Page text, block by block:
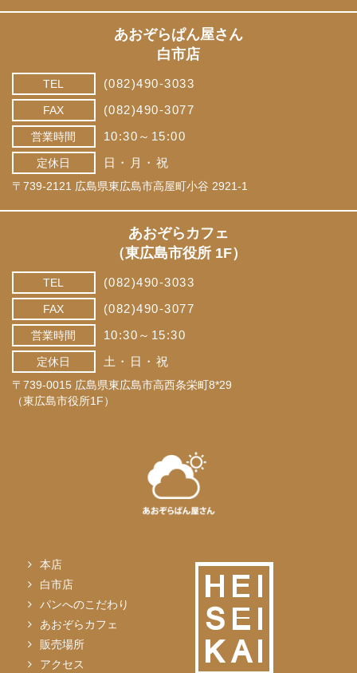
あおぞらぱん屋さん
白市店
TEL (082)490-3033
FAX (082)490-3077
営業時間 10:30～15:00
定休日 日・月・祝
〒739-2121 広島県東広島市高屋町小谷 2921-1
あおぞらカフェ
（東広島市役所 1F）
TEL (082)490-3033
FAX (082)490-3077
営業時間 10:30～15:30
定休日 土・日・祝
〒739-0015 広島県東広島市高西条栄町8*29
（東広島市役所1F）
本店
白市店
パンへのこだわり
あおぞらカフェ
販売場所
アクセス